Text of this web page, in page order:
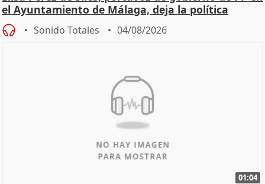
el Ayuntamiento de Málaga, deja la política
Sonido Totales 04/08/2026
01:04